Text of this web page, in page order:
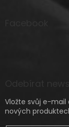
Vložte svůj e-
nových